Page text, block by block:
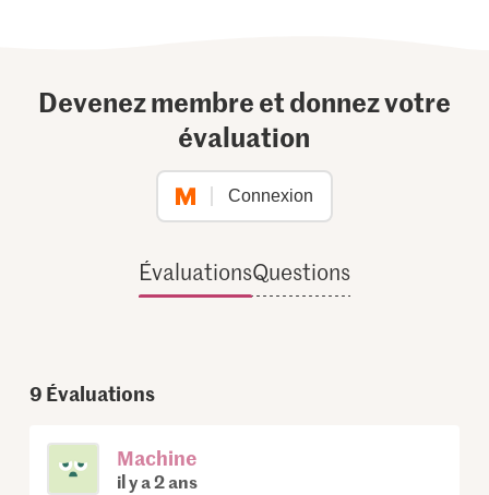
Devenez membre et donnez votre
évaluation
Connexion
ÉvaluationsQuestions
9 Évaluations
Machine
il y a 2 ans